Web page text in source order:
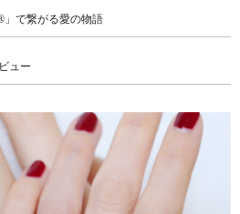
」で繋がる愛の物語
ュー